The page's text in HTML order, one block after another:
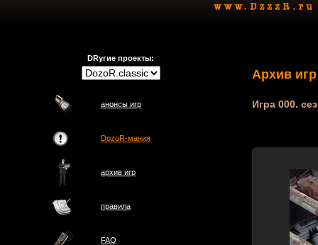
DRугие проекты:
анонсы игр
DozoR-мания
архив игр
правила
FAQ
Архив игр
Игра 000.